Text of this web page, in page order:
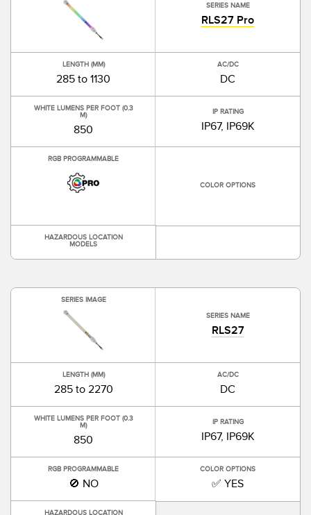
SERIES NAME
RLS27 Pro
LENGTH (MM)
285 to 1130
AC/DC
DC
WHITE LUMENS PER FOOT (0.3
M)
850
IP RATING
IP67, IP69K
RGB PROGRAMMABLE
COLOR OPTIONS
HAZARDOUS LOCATION
MODELS
SERIES IMAGE
SERIES NAME
RLS27
LENGTH (MM)
285 to 2270
AC/DC
DC
WHITE LUMENS PER FOOT (0.3
M)
850
IP RATING
IP67, IP69K
RGB PROGRAMMABLE
🚫 NO
COLOR OPTIONS
✅ YES
HAZARDOUS LOCATION